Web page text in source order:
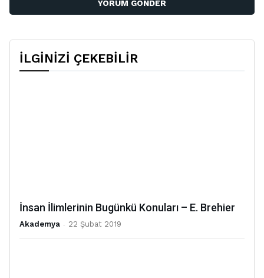
İLGİNİZİ ÇEKEBİLİR
İnsan İlimlerinin Bugünkü Konuları – E. Brehier
Akademya - 22 Şubat 2019